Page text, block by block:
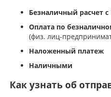
Безналичный расчет
Оплата по
(физ. лиц-
Наложенный платеж
Наличными
Как узнать об